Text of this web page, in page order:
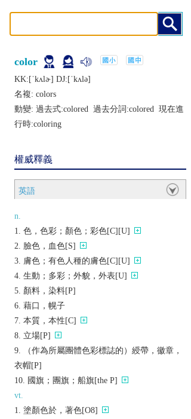
color
KK:[ˈkʌlɚ] DJ:[ˈkʌlǝ]
名複: colors
動變: 過去式:colored 過去分詞:colored 現在進
行時:coloring
權威釋義
英語
n.
色，色彩；顏色；彩色[C][U]
臉色，血色[S]
膚色；有色人種的膚色[C][U]
生動；多彩；外貌，外表[U]
顏料，染料[P]
藉口，幌子
本質，本性[C]
立場[P]
（作為所屬團體色彩標誌的）綬帶，徽章，
衣帽[P]
國旗；團旗；船旗[the P]
vt.
塗顏色於，著色[O8]